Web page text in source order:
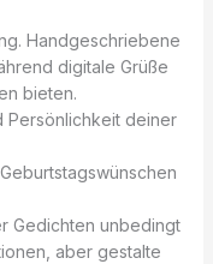
Handgeschriebene
digitale Grüße
bieten.
Persönlichkeit deiner
Gedichten unbedingt
aber gestalte